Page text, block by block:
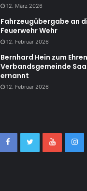
12. März 2026
Fahrzeugübergabe an
Feuerwehr Wehr
12. Februar 2026
Bernhard Hein zum
Verbandsgemeinde
ernannt
12. Februar 2026